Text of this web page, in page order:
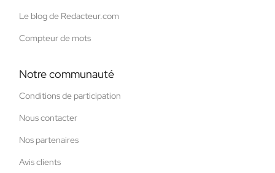
Le blog de Redacteur.com
Compteur de mots
Notre communauté
Conditions de participation
Nous contacter
Nos partenaires
Avis clients